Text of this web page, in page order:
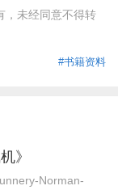
，未经同意不得转
#书籍资料
》
Norman-